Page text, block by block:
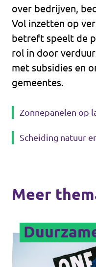
over bedrijven,
Vol inzetten op
betreft speelt de
rol in door
met subsidies en
gemeentes.
Zonnepanelen op
Scheiding natuur
Meer